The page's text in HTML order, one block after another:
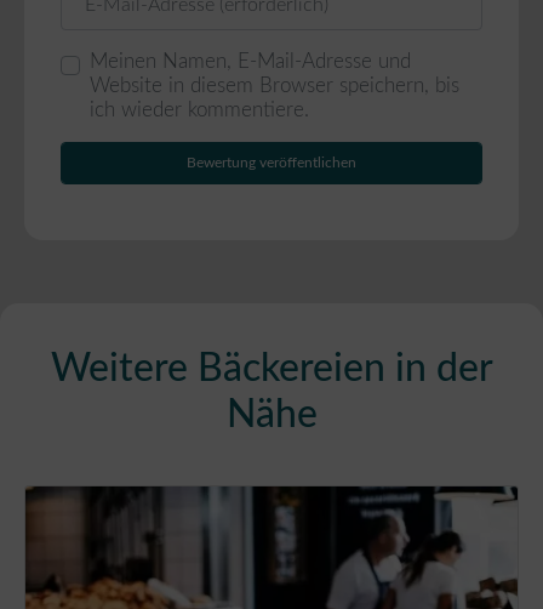
Meinen Namen, E-Mail-Adresse und
Website in diesem Browser speichern, bis
ich wieder kommentiere.
Weitere Bäckereien in der
Nähe